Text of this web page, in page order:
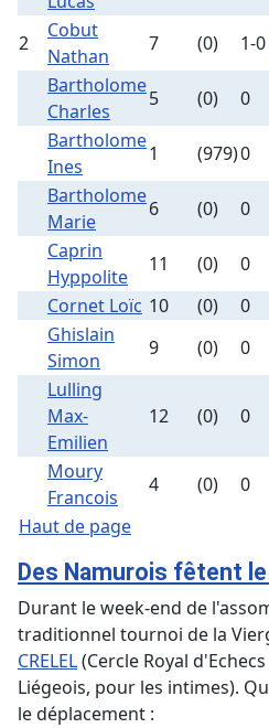
2
Cobut
Nathan
7 (0) 1-0
Bartholome
Charles
5 (0) 0
Bartholome
Ines
1 (979)0
Bartholome
Marie
6 (0) 0
Caprin
Hyppolite
11 (0) 0
Cornet Loïc 10 (0) 0
Ghislain
Simon
9 (0) 0
Lulling
Max-
Emilien
12 (0) 0
Moury
Francois
4 (0) 0
Haut de page
Des Namurois fêtent
Durant le week-end de
traditionnel tournoi de la
CRELEL(Cercle Royal
Liégeois, pour les intimes).
le déplacement :